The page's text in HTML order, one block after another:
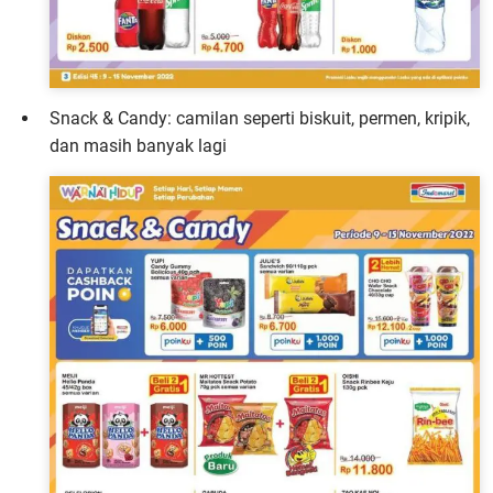
Snack & Candy: camilan seperti biskuit, permen, kripik,
dan masih banyak lagi